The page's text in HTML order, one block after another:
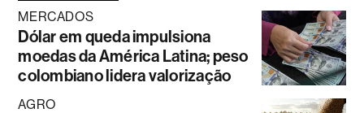
MERCADOS
Dólar em queda impulsiona
moedas da América Latina; peso
colombiano lidera valorização
AGRO